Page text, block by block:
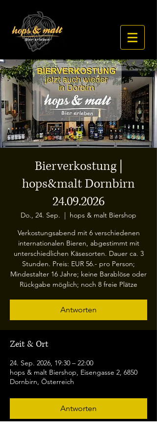
Bierverkostung |
hops&malt Dornbirn
24.09.2026
Do., 24. Sep.
  |
hops & malt Biershop
Verkostungsabend mit 6 verschiedenen
internationalen Bieren, abgestimmt mit
unterschiedlichen Käsesorten. Dauer ca. 3
Stunden. Preis: EUR 56.- pro Person;
Mindestalter 16 Jahre; keine Barablöse oder
Rückgabe möglich; noch 8 freie Plätze
Antworten
Zeit & Ort
24. Sep. 2026, 19:30 – 22:00
hops & malt Biershop, Eisengasse 2, 6850
Dornbirn, Österreich
Antworten